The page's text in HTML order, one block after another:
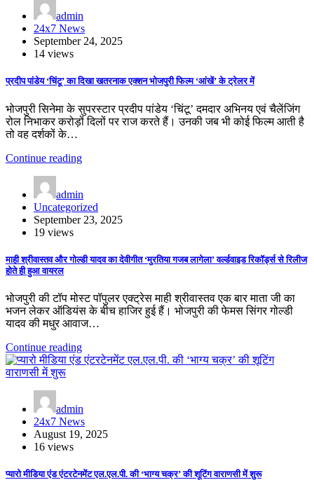
admin
24x7 News
September 24, 2025
14 views
प्रदीप पांडेय ‘चिंटू’ का दिखा खतरनाक एक्शन भोजपुरी फिल्म ‘आंखें’ के ट्रेलर में
भोजपुरी सिनेमा के सुपरस्टार प्रदीप पांडेय ‘चिंटू’ दमदार अभिनय एवं चैलेंजिंग
रोल निभाकर करोड़ों दिलों पर राज करते हैं। उनकी जब भी कोई फिल्म आती है
तो वह दर्शकों के…
Continue reading
admin
Uncategorized
September 23, 2025
19 views
माही श्रीवास्तव और गोल्डी यादव का देवीगीत ‘मुरतिया गजब लागेला’ वर्ल्डवाइड रिकॉर्ड्स से रिलीज
होते ही हुआ वायरल
भोजपुरी की टॉप मोस्ट पॉपुलर एक्ट्रेस माही श्रीवास्तव एक बार माता जी का
भजन लेकर ऑडियंस के बीच हाजिर हुई हैं। भोजपुरी की फेमस सिंगर गोल्डी
यादव की मधुर आवाज…
Continue reading
admin
24x7 News
August 19, 2025
16 views
प्यारो मीडिया एंड एंटरटेनमेंट एल.एल.पी. की ‘भाग्य चक्र’ की शूटिंग वाराणसी में शुरू